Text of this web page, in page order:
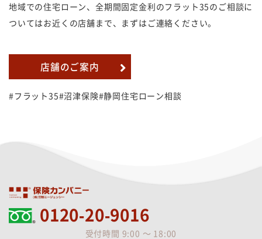
地域での住宅ローン、全期間固定金利のフラット35のご相談に
ついてはお近くの店舗まで、まずはご連絡ください。
店舗のご案内
#フラット35#沼津保険#静岡住宅ローン相談
0120-20-9016
受付時間 9:00 ～ 18:00